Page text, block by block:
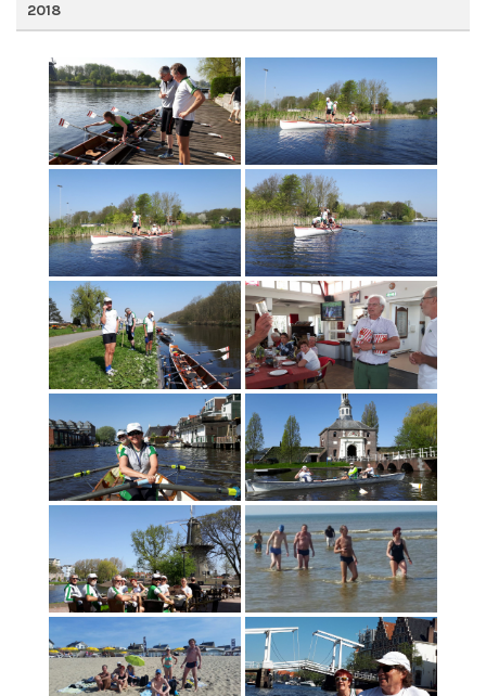
2018